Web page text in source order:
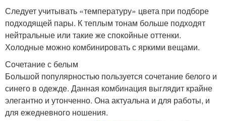
Следует учитывать «температуру» цвета при подборе
подходящей пары. К теплым тонам больше подходят
нейтральные или такие же спокойные оттенки.
Холодные можно комбинировать с яркими вещами.
Сочетание с белым
Большой популярностью пользуется сочетание белого и
синего в одежде. Данная комбинация выглядит крайне
элегантно и утонченно. Она актуальна и для работы, и
для ежедневного ношения.